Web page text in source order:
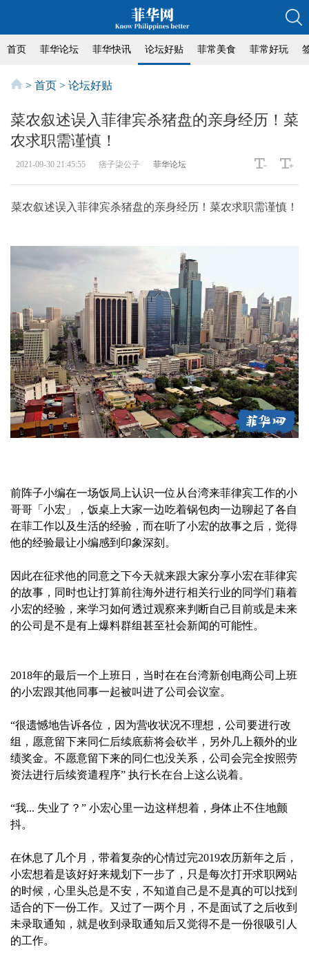
首页 菲华论坛 菲华快讯 论坛好贴 菲常美食 菲常好玩
> 首页 > 论坛好贴
菜农叙述误入菲律宾杀猪盘的亲身经历！菜
农求职需谨慎！
2021-09-30 21:45:55 痞子柒公子 菲华论坛
菜农叙述误入菲律宾杀猪盘的亲身经历！菜农求职需谨慎！
前阵子小编在一场饭局上认识一位从台湾来菲律宾工作的小
哥哥「小宏」，饭桌上大家一边吃着锅包肉一边聊起了各自
在菲工作以及生活的经验，而在听了小宏的故事之后，觉得
他的经验最让小编感到印象深刻。
因此在征求他的同意之下今天就来跟大家分享小宏在菲律宾
的故事，同时也让打算前往海外进行相关行业的同学们藉着
小宏的经验，来学习如何透过观察来判断自己目前或是未来
的公司是不是有上爆料群组甚至社会新闻的可能性。
2018年的最后一个上班日，当时在在台湾新创电商公司上班
的小宏跟其他同事一起被叫进了公司会议室。
“很遗憾地告诉各位，因为营收状况不理想，公司要进行改
组，愿意留下来同仁后续底薪将会砍半，另外几上额外的业
绩奖金。不愿意留下来的同仁也没关系，公司会完全按照劳
资法进行后续资遣程序” 执行长在台上这么说着。
“我... 失业了？” 小宏心里一边这样想着，身体止不住地颤
抖。‍
在休息了几个月，带着复杂的心情过完2019农历新年之后，
小宏想着是该好好来规划下一步了，只是每次打开求职网站
的时候，心里头总是不安，不知道自己是不是真的可以找到
适合的下一份工作。又过了一两个月，不是面试了之后收到
未录取通知，就是收到录取通知后又觉得不是一份很吸引人
的工作。